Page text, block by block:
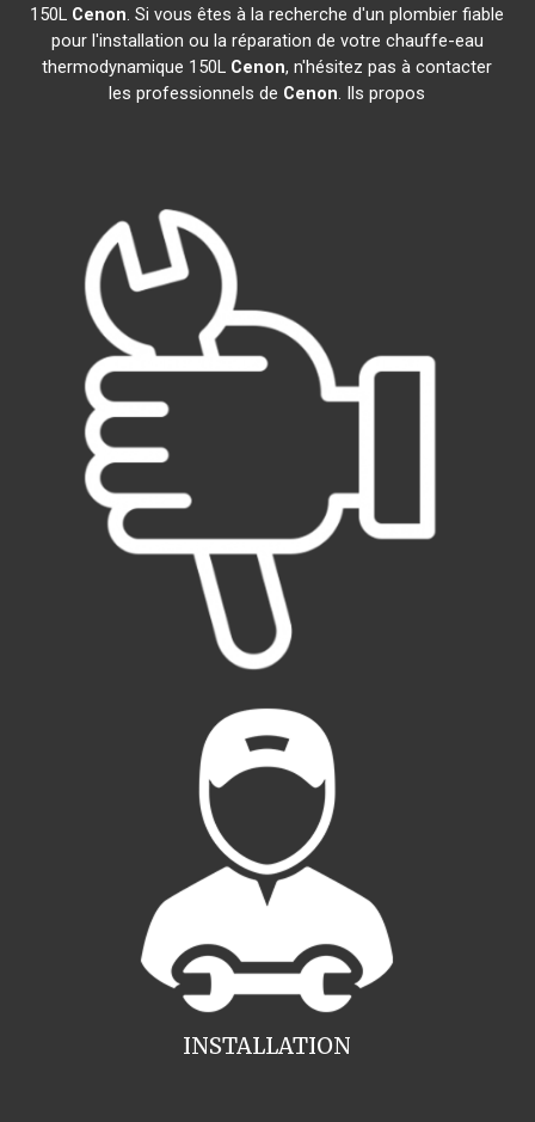
150L Cenon. Si vous êtes à la recherche d'un plombier fiable
pour l'installation ou la réparation de votre chauffe-eau
thermodynamique 150L Cenon, n'hésitez pas à contacter
les professionnels de Cenon. Ils propos
INSTALLATION